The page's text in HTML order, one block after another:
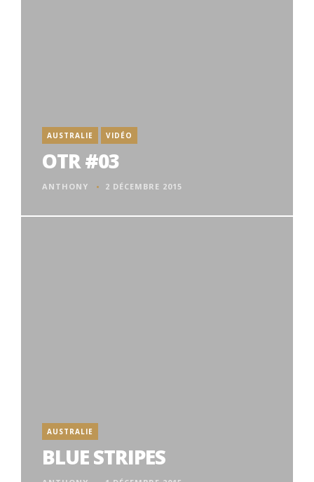
AUSTRALIE VIDÉO
OTR #03
ANTHONY 2 DÉCEMBRE 2015
AUSTRALIE
BLUE STRIPES